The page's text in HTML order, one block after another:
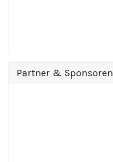
Partner & Sponsoren